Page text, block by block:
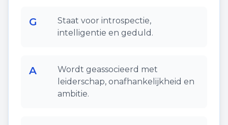
G
Staat voor introspectie,
intelligentie en geduld.
A
Wordt geassocieerd met
leiderschap, onafhankelijkheid en
ambitie.